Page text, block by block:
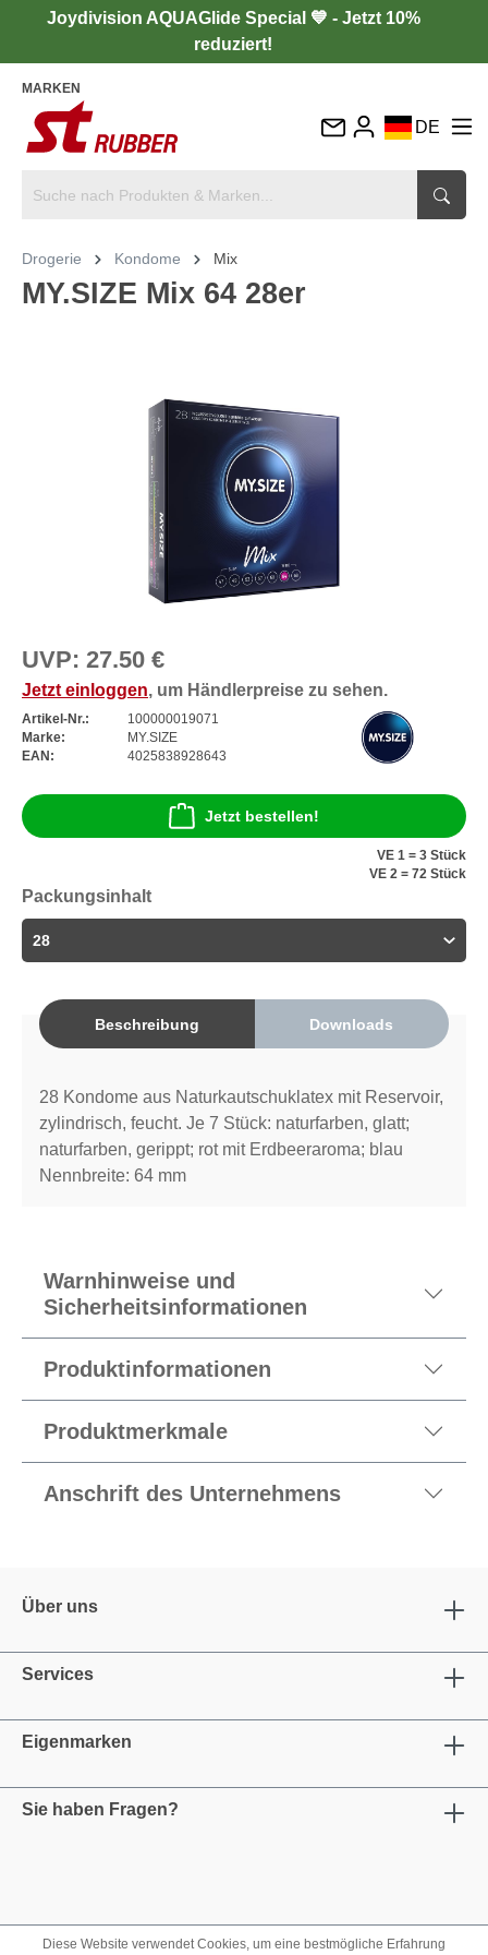
Joydivision AQUAGlide Special 💙 - Jetzt 10%
reduziert!
MARKEN
DE
IT
Drogerie Kondome Mix
MY.SIZE Mix 64 28er
UVP: 27.50 €
Jetzt einloggen, um Händlerpreise zu sehen.
Artikel-Nr.:
100000019071
Marke:
MY.SIZE
EAN:
4025838928643
Jetzt bestellen!
VE 1 = 3 Stück
VE 2 = 72 Stück
Packungsinhalt
Beschreibung Downloads
28 Kondome aus Naturkautschuklatex mit Reservoir,
zylindrisch, feucht. Je 7 Stück: naturfarben, glatt;
naturfarben, gerippt; rot mit Erdbeeraroma; blau
Nennbreite: 64 mm
Warnhinweise und
Sicherheitsinformationen
Produktinformationen
Produktmerkmale
Anschrift des Unternehmens
Über uns
Services
Eigenmarken
Sie haben Fragen?
Diese Website verwendet Cookies, um eine bestmögliche Erfahrung